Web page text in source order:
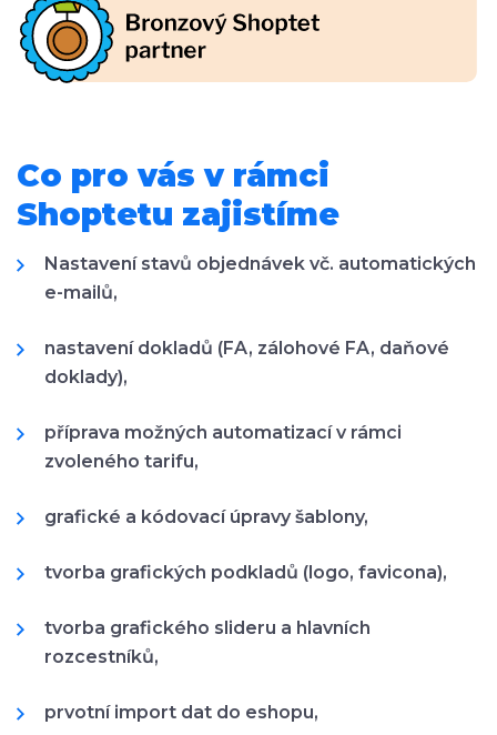
Co pro vás v rámci
Shoptetu zajistíme
Nastavení stavů objednávek vč. automatických
e-mailů,
nastavení dokladů (FA, zálohové FA, daňové
doklady),
příprava možných automatizací v rámci
zvoleného tarifu,
grafické a kódovací úpravy šablony,
tvorba grafických podkladů (logo, favicona),
tvorba grafického slideru a hlavních
rozcestníků,
prvotní import dat do eshopu,